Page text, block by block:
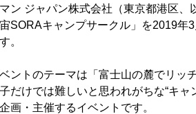
ン ジャパン株式会社（東京都港区
SORAキャンプサークル」を2019年
。
ントのテーマは「富士山の麓でリッ
だけでは難しいと思われがちな“キ
画・主催するイベントです。